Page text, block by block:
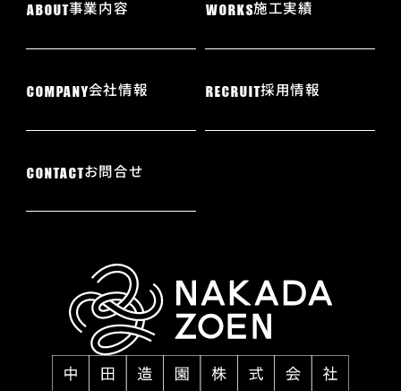
ABOUT 事業内容 WORKS施工実績
COMPANY会社情報 RECRUIT 採用情報
CONTACT お問合せ